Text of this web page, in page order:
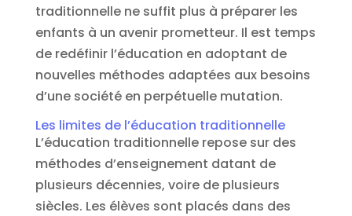
traditionnelle ne suffit plus à préparer les
enfants à un avenir prometteur. Il est temps
de redéfinir l’éducation en adoptant de
nouvelles méthodes adaptées aux besoins
d’une société en perpétuelle mutation.
Les limites de l’éducation traditionnelle
L’éducation traditionnelle repose sur des
méthodes d’enseignement datant de
plusieurs décennies, voire de plusieurs
siècles. Les élèves sont placés dans des